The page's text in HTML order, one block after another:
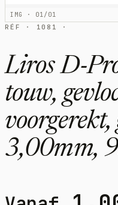
IMG · 01/01
RÉF · 1081 ·
Liros D-
touw,
3,00mm,